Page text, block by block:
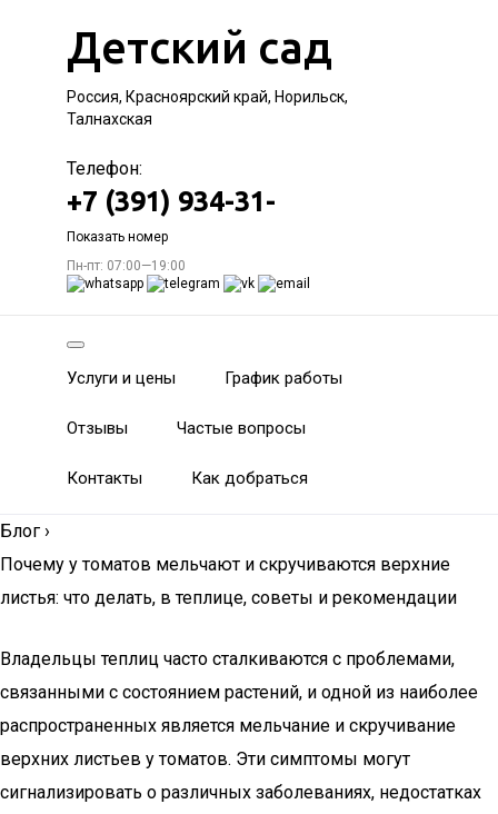
Детский сад
Россия, Красноярский край, Норильск,
Талнахская
Телефон:
+7 (391) 934-31-
Показать номер
Пн-пт: 07:00—19:00
Услуги и цены График работы
Отзывы Частые вопросы
Контакты Как добраться
Блог ›
Почему у томатов мельчают и скручиваются верхние
листья: что делать, в теплице, советы и рекомендации
Владельцы теплиц часто сталкиваются с проблемами,
связанными с состоянием растений, и одной из наиболее
распространенных является мельчание и скручивание
верхних листьев у томатов. Эти симптомы могут
сигнализировать о различных заболеваниях, недостатках